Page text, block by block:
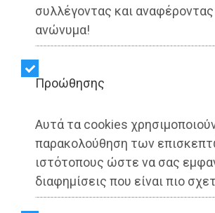
συλλέγοντας και
ανώνυμα!
Προώθησης
Αυτά τα cookies
παρακολούθηση των
ιστότοπους ώστε να σας
διαφημίσεις που είναι πιο
Share:
▶️ Ακούστε το κείμενο